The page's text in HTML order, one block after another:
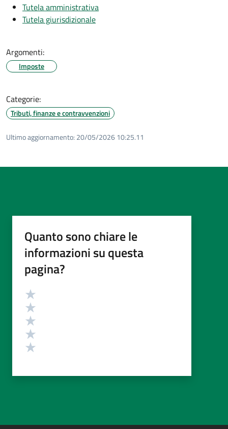
Tutela amministrativa
Tutela giurisdizionale
Argomenti:
Imposte
Categorie:
Tributi, finanze e contravvenzioni
Ultimo aggiornamento: 20/05/2026 10:25.11
Quanto sono chiare le
informazioni su questa
pagina?
Valutazione